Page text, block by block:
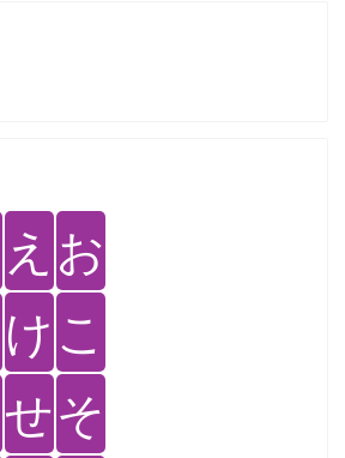
え お
けこ
せそ